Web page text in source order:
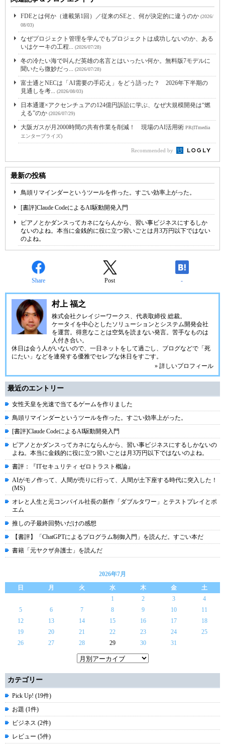
FDEとは何か（連載第1回）／従来のSEと、何が決定的に違うのか (2026/
08/03)
なぜプロジェクト管理を学んでもプロジェクトは成功しないのか、ある
いはケーキの工程... (2026/07/28)
冬の冷たい海で叫んだ英雄の名言とはいったい何か。無料版7モデルに
聞いたら微妙だっ... (2026/07/28)
富士通とNECは「AI需要の手応え」をどう語った？ 2026年下半期の
見通しを考... (2026/08/03)
日本通運×アクセンチュアの124億円訴訟に学ぶ、なぜ大規模開発は“燃
える”のか (2026/07/29)
大阪ガスが月2000時間の共有作業を削減！ 現場のAI活用術 PR(ITmedia
エンタープライズ)
Recommended by
最新の投稿
鳥頭リマインダーというツールを作った。すごい効率上がった。
[書評]Claude CodeによるAI駆動開発入門
ピアノとかダンスってカネにならんから、習い事ビジネスにするしか
ないのよね。本当に金銭的に役に立つ習いごとは月3万円以下ではない
のよね。
Share Post -
村上 福之
株式会社クレイジーワークス、代表取締役 総裁。
ケータイを中心としたソリューションとシステム開発会社
を運営。得意なことは空気を読まない発言。苦手なものは
人付き合い。
休日は会う人がいないので、一日ネットをして過ごし、ブログなどで「死
にたい」などを連発する優雅でセレブな休日をすごす。
» 詳しいプロフィール
最近のエントリー
女性天皇を光速で当てるゲームを作りました
鳥頭リマインダーというツールを作った。すごい効率上がった。
[書評]Claude CodeによるAI駆動開発入門
ピアノとかダンスってカネにならんから、習い事ビジネスにするしかないの
よね。本当に金銭的に役に立つ習いごとは月3万円以下ではないのよね。
書評：『ITセキュリティ ゼロトラスト概論』
AIがモノ作って、人間が売りに行って、人間が土下座する時代に突入した！
(MS)
オレと人生と元コンパイル社長の新作「ダブルタワー」とテストプレイとポ
エム
推しの子最終回勢いだけの感想
【書評】「ChatGPTによるプログラム制御入門」を読んだ。すごい本だ
書籍「元ヤクザ弁護士」を読んだ
2026年7月
日
月 火 水 木 金
土
1
2 3
4
5
6 7 8 9 10
11
12
13 14 15 16 17
18
19
20 21 22 23 24
25
26
27 28 29 30 31
カテゴリー
Pick Up! (19件)
お題 (1件)
ビジネス (2件)
レビュー (5件)